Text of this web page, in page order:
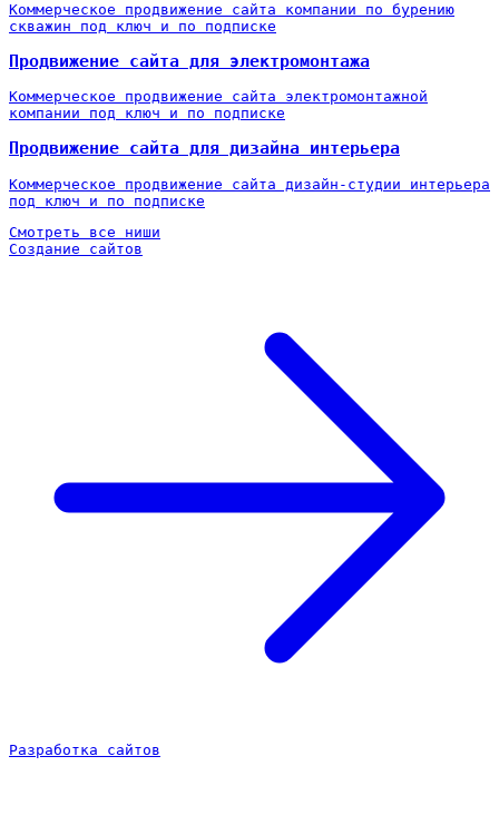
Коммерческое продвижение сайта компании по бурению
скважин под ключ и по подписке
Продвижение сайта для электромонтажа
Коммерческое продвижение сайта электромонтажной
компании под ключ и по подписке
Продвижение сайта для дизайна интерьера
Коммерческое продвижение сайта дизайн-студии интерьера
под ключ и по подписке
Смотреть все ниши
Создание сайтов
Разработка сайтов